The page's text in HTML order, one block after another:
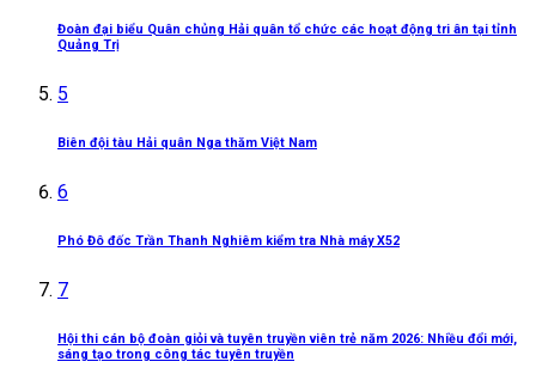
Đoàn đại biểu Quân chủng Hải quân tổ chức các hoạt động tri ân tại tỉnh
Quảng Trị
5
Biên đội tàu Hải quân Nga thăm Việt Nam
6
Phó Đô đốc Trần Thanh Nghiêm kiểm tra Nhà máy X52
7
Hội thi cán bộ đoàn giỏi và tuyên truyền viên trẻ năm 2026: Nhiều đổi mới,
sáng tạo trong công tác tuyên truyền